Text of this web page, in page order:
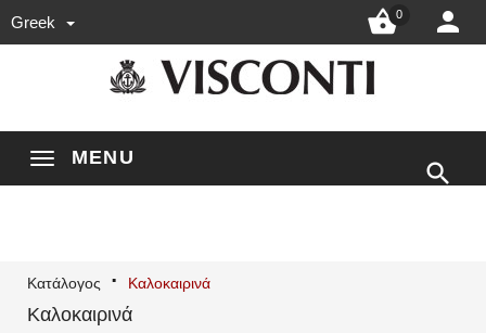
Greek 0 
MENU

Κατάλογος Καλοκαιρινά
Καλοκαιρινά